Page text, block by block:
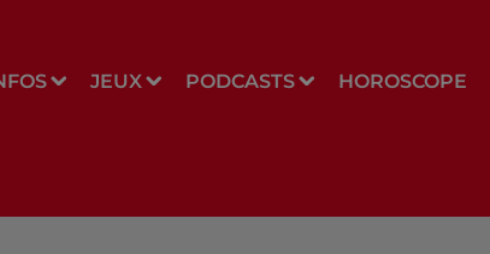
JEUX PODCASTS HOROSCOPE